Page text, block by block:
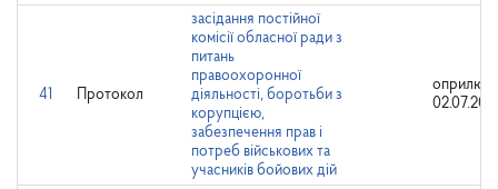
41 Протокол
засідання постійної
комісії обласної ради з
питань
правоохоронної
діяльності, боротьби з
корупцією,
забезпечення прав і
потреб військових та
учасників бойових дій